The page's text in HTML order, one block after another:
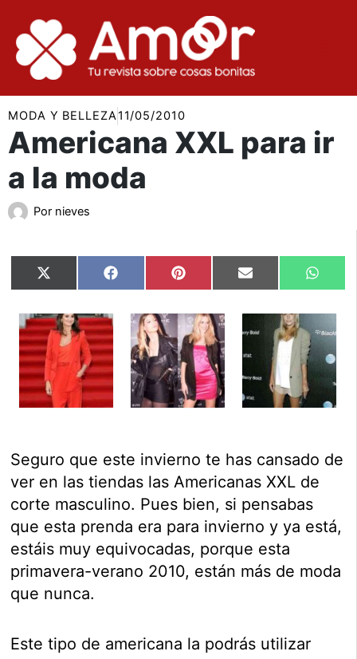
contenido
MODA Y BELLEZA11/05/2010
Americana XXL para ir
a la moda
Por nieves
Compartir
en
X
(Twitter)
Compartir
en
Facebook Compartir
en
Pinterest Compartir
en
Email
en
Seguro que este invierno te has cansado de
ver en las tiendas las Americanas XXL de
corte masculino. Pues bien, si pensabas
que esta prenda era para invierno y ya está,
estáis muy equivocadas, porque esta
primavera-verano 2010, están más de moda
que nunca.
Este tipo de americana la podrás utilizar